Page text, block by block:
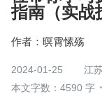
指南（实战
作者： 暝霄愫殇
2024-01-25
江
本文字数：4590 字